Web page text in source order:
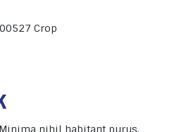
nihil habitant purus.